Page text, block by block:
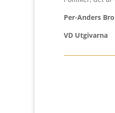
Per-Anders
VD Utgivarna